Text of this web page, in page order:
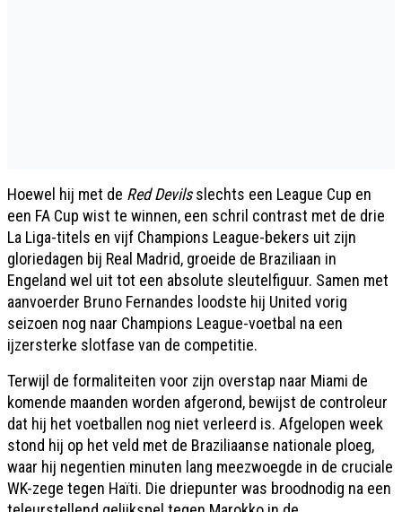
Hoewel hij met de Red Devilsslechts een League Cup en
een FA Cup wist te winnen, een schril contrast met de drie
La Liga-titels en vijf Champions League-bekers uit zijn
gloriedagen bij Real Madrid, groeide de Braziliaan in
Engeland wel uit tot een absolute sleutelfiguur. Samen met
aanvoerder Bruno Fernandes loodste hij United vorig
seizoen nog naar Champions League-voetbal na een
ijzersterke slotfase van de competitie.
Terwijl de formaliteiten voor zijn overstap naar Miami de
komende maanden worden afgerond, bewijst de controleur
dat hij het voetballen nog niet verleerd is. Afgelopen week
stond hij op het veld met de Braziliaanse nationale ploeg,
waar hij negentien minuten lang meezwoegde in de cruciale
WK-zege tegen Haïti. Die driepunter was broodnodig na een